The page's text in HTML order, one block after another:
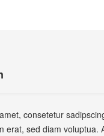
consetetur
erat, sed diam